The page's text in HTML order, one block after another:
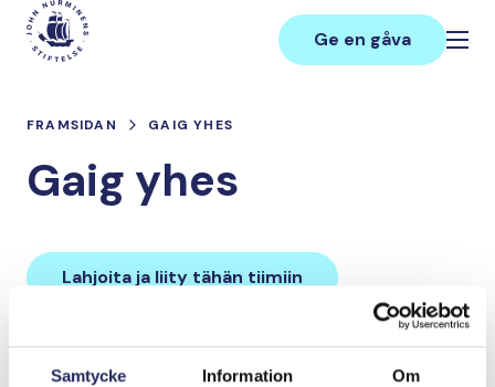
Samtycke Information Om
Hoppa
innehåll
Main
Ge en gåva
FRAMSIDAN GAIG YHES
Gaig yhes
Lahjoita ja liity tähän tiimiin
Tiimin lahjoitukset yhteensä: